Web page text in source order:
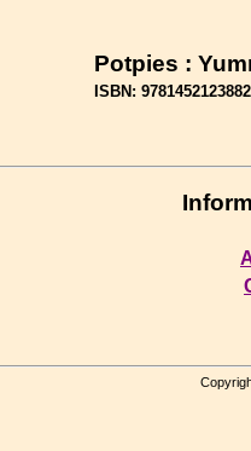
Potpies :
ISBN: 9781452123882